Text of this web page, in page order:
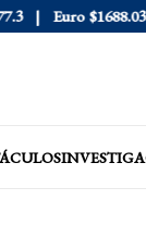
Euro $1688.03